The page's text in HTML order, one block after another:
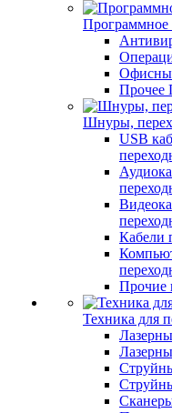
Программное
Прочее
Шнуры,
USB
Кабели
Прочие
Техника для